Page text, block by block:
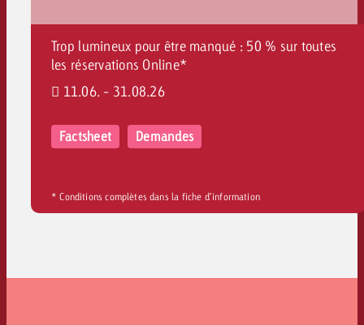
Trop lumineux pour être manqué : 50 % sur toutes
les réservations Online*
11.06. - 31.08.26
Factsheet Demandes
* Conditions complètes dans la fiche d’information